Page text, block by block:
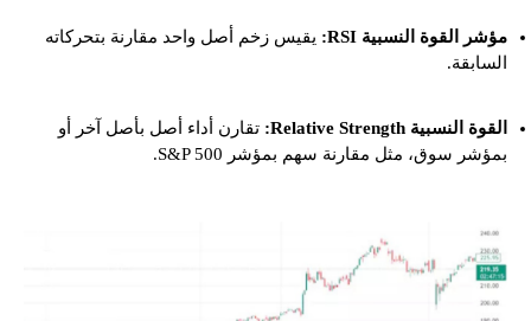
مؤشر القوة النسبية RSI:
يقيس زخم أصل واحد مقارنة بتحركاته
السابقة.
القوة النسبية Relative Strength:
تقارن أداء أصل بأصل آخر أو
بمؤشر سوق، مثل مقارنة سهم بمؤشر S&P 500.